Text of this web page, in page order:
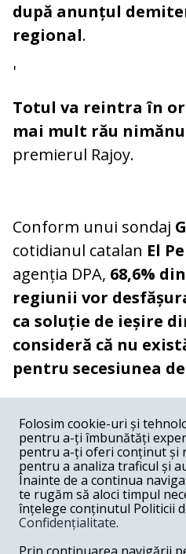
după anunțul
regional.
'
Totul va reintra în
mai mult rău
premierul Rajoy.
Conform unui sondaj
cotidianul catalan El
agenția DPA, 68,6%
regiunii vor
ca soluție de ieșire
consideră că nu
pentru secesiunea
COMENTARII
Nume
Email
Folosim cookie-uri și
pentru a-ți îmbunătăți
pentru a-ți oferi conținut și
pentru a analiza traficul și
Înainte de a continua
te rugăm să aloci timpul
înțelege conținutul Politicii
Confidențialitate.